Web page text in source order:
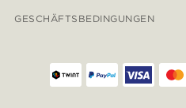
GESCHÄFTSBEDINGUNGEN